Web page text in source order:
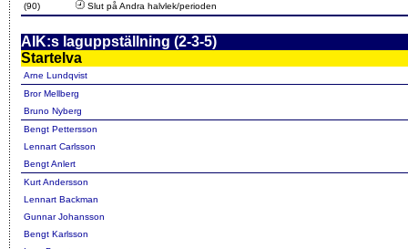
(90) Slut på Andra halvlek/perioden
AIK:s laguppställning (2-3-5)
Startelva
Arne Lundqvist
Bror Mellberg
Bruno Nyberg
Bengt Pettersson
Lennart Carlsson
Bengt Anlert
Kurt Andersson
Lennart Backman
Gunnar Johansson
Bengt Karlsson